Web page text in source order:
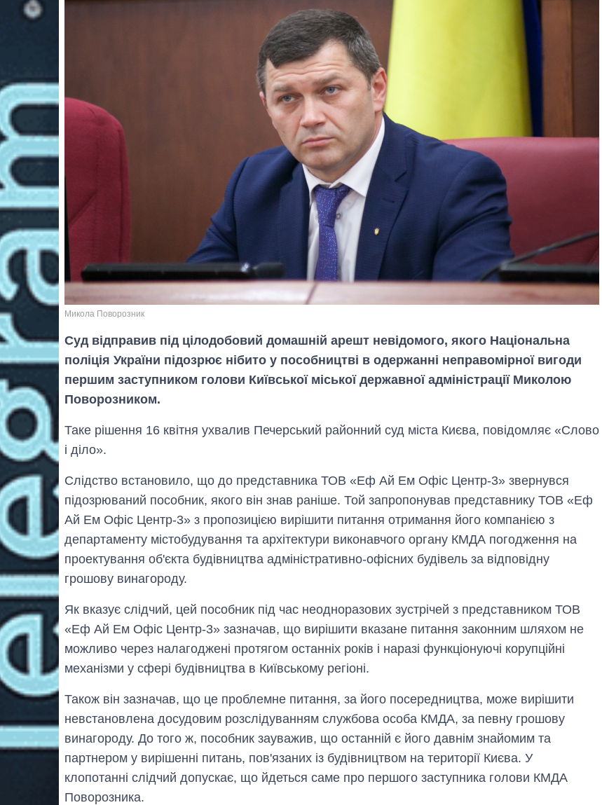
Микола Поворозник
Суд відправив під цілодобовий домашній арешт невідомого, якого Національна
поліція України підозрює нібито у пособництві в одержанні неправомірної вигоди
першим заступником голови Київської міської державної адміністрації Миколою
Поворозником.
Таке рішення 16 квітня ухвалив Печерський районний суд міста Києва, повідомляє «Слово
і діло».
Слідство встановило, що до представника ТОВ «Еф Ай Ем Офіс Центр-3» звернувся
підозрюваний пособник, якого він знав раніше. Той запропонував представнику ТОВ «Еф
Ай Ем Офіс Центр-3» з пропозицією вирішити питання отримання його компанією з
департаменту містобудування та архітектури виконавчого органу КМДА погодження на
проектування об'єкта будівництва адміністративно-офісних будівель за відповідну
грошову винагороду.
Як вказує слідчий, цей пособник під час неодноразових зустрічей з представником ТОВ
«Еф Ай Ем Офіс Центр-3» зазначав, що вирішити вказане питання законним шляхом не
можливо через налагоджені протягом останніх років і наразі функціонуючі корупційні
механізми у сфері будівництва в Київському регіоні.
Також він зазначав, що це проблемне питання, за його посередництва, може вирішити
невстановлена досудовим розслідуванням службова особа КМДА, за певну грошову
винагороду. До того ж, пособник зауважив, що останній є його давнім знайомим та
партнером у вирішенні питань, пов'язаних із будівництвом на території Києва. У
клопотанні слідчий допускає, що йдеться саме про першого заступника голови КМДА
Поворозника.
Вісім масованих
ударів по Україні
область стали
головною ціллю